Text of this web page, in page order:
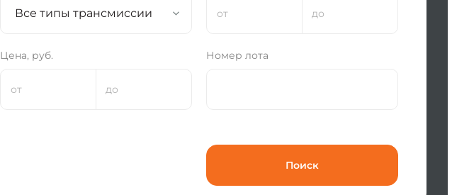
Все типы трансмиссии
Цена, руб. Номер лота
Поиск